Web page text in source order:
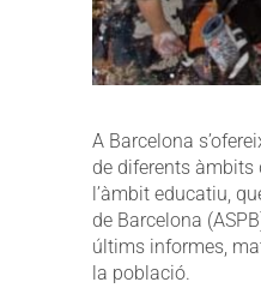
A Barcelona
de diferents
l’àmbit educatiu,
de Barcelona
últims informes,
la població.